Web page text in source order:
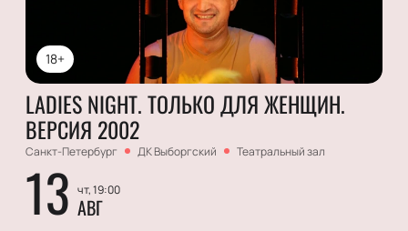
18+
LADIES NIGHT. ТОЛЬКО ДЛЯ ЖЕНЩИН.
ВЕРСИЯ 2002
Санкт-Петербург ДК Выборгский Театральный зал
13 чт, 19:00
АВГ